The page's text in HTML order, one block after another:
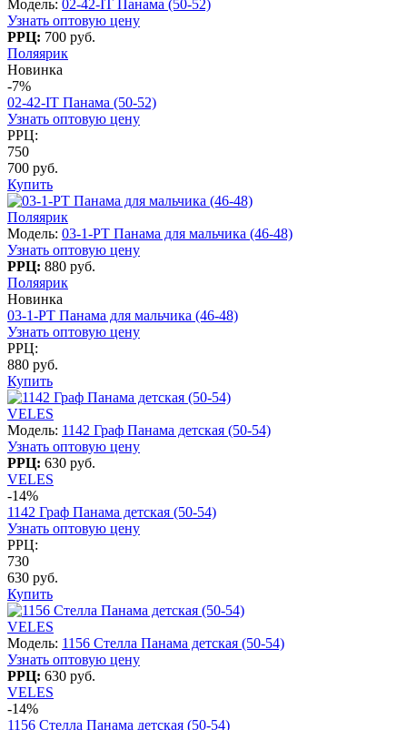
Модель: 02-42-IT Панама (50-52)
Узнать оптовую цену
РРЦ: 700 руб.
Поляярик
Новинка
-7%
02-42-IT Панама (50-52)
Узнать оптовую цену
РРЦ:
750
700 руб.
Купить
Поляярик
Модель: 03-1-PT Панама для мальчика (46-48)
Узнать оптовую цену
РРЦ: 880 руб.
Поляярик
Новинка
03-1-PT Панама для мальчика (46-48)
Узнать оптовую цену
РРЦ:
880 руб.
Купить
VELES
Модель: 1142 Граф Панама детская (50-54)
Узнать оптовую цену
РРЦ: 630 руб.
VELES
-14%
1142 Граф Панама детская (50-54)
Узнать оптовую цену
РРЦ:
730
630 руб.
Купить
VELES
Модель: 1156 Стелла Панама детская (50-54)
Узнать оптовую цену
РРЦ: 630 руб.
VELES
-14%
1156 Стелла Панама детская (50-54)